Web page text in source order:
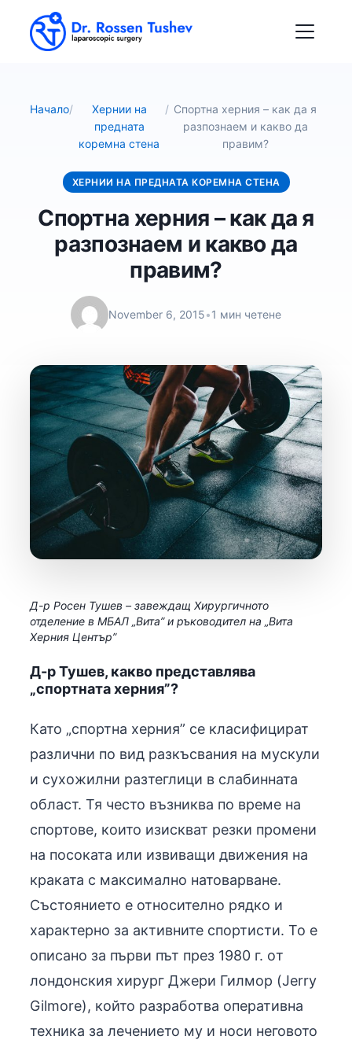
Начало/
Хернии на
предната
коремна стена
/ Спортна херния – как да я
разпознаем и какво да
правим?
ХЕРНИИ НА ПРЕДНАТА КОРЕМНА СТЕНА
Спортна херния – как да я
разпознаем и какво да
правим?
November 6, 2015•1 мин четене
Д-р Росен Тушев – завеждащ Хирургичното
отделение в МБАЛ „Вита” и ръководител на „Вита
Херния Център”
Д-р Тушев, какво представлява
„спортната херния”?
Като „спортна херния” се класифицират
различни по вид разкъсвания на мускули
и сухожилни разтеглици в слабинната
област. Тя често възниква по време на
спортове, които изискват резки промени
на посоката или извиващи движения на
краката с максимално натоварване.
Състоянието е относително рядко и
характерно за активните спортисти. То е
описано за първи път през 1980 г. oт
лондонския хирург Джери Гилмор (Jerry
Gilmore), който разработва оперативна
техника за лечението му и носи неговото